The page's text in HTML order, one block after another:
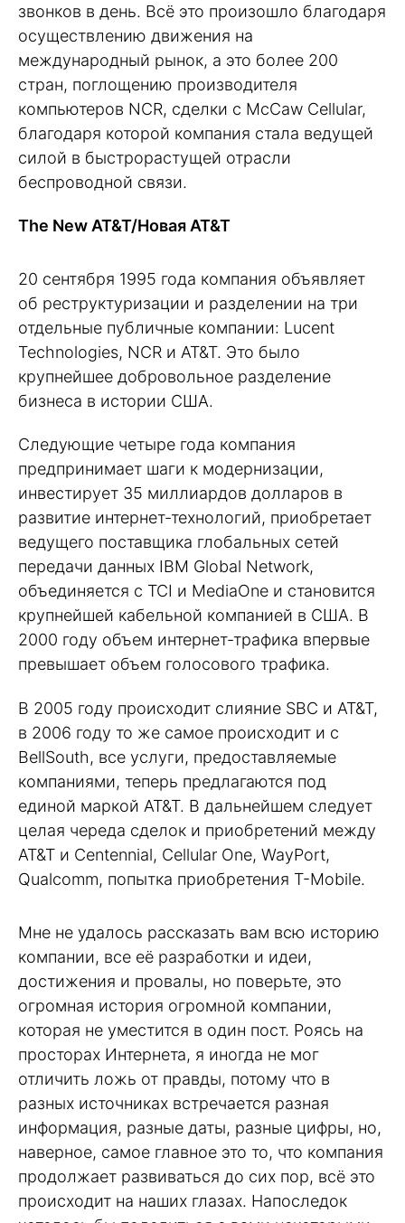
звонков в день. Всё это произошло благодаря
осуществлению движения на
международный рынок, а это более 200
стран, поглощению производителя
компьютеров NCR, сделки с McCaw Cellular,
благодаря которой компания стала ведущей
силой в быстрорастущей отрасли
беспроводной связи.
The New AT&T/Новая AT&T
20 сентября 1995 года компания объявляет
об реструктуризации и разделении на три
отдельные публичные компании: Lucent
Technologies, NCR и AT&T. Это было
крупнейшее добровольное разделение
бизнеса в истории США.
Следующие четыре года компания
предпринимает шаги к модернизации,
инвестирует 35 миллиардов долларов в
развитие интернет-технологий, приобретает
ведущего поставщика глобальных сетей
передачи данных IBM Global Network,
объединяется с TCI и MediaOne и становится
крупнейшей кабельной компанией в США. В
2000 году объем интернет-трафика впервые
превышает объем голосового трафика.
В 2005 году происходит слияние SBC и AT&T,
в 2006 году то же самое происходит и с
BellSouth, все услуги, предоставляемые
компаниями, теперь предлагаются под
единой маркой AT&T. В дальнейшем следует
целая череда сделок и приобретений между
AT&T и Сentennial, Cellular One, WayPort,
Qualcomm, попытка приобретения T-Mobile.
Мне не удалось рассказать вам всю историю
компании, все её разработки и идеи,
достижения и провалы, но поверьте, это
огромная история огромной компании,
которая не уместится в один пост. Роясь на
просторах Интернета, я иногда не мог
отличить ложь от правды, потому что в
разных источниках встречается разная
информация, разные даты, разные цифры, но,
наверное, самое главное это то, что компания
продолжает развиваться до сих пор, всё это
происходит на наших глазах. Напоследок